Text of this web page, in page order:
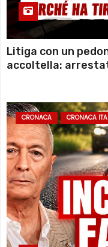
Litiga con un
accoltella:
CRONACA CRONACA